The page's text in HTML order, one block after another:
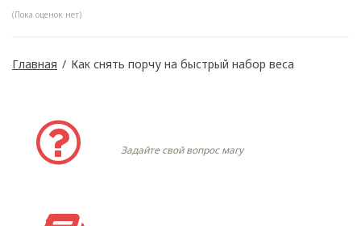
(Пока оценок нет)
Главная / Как снять порчу на быстрый набор веса
Задайте свой вопрос магу